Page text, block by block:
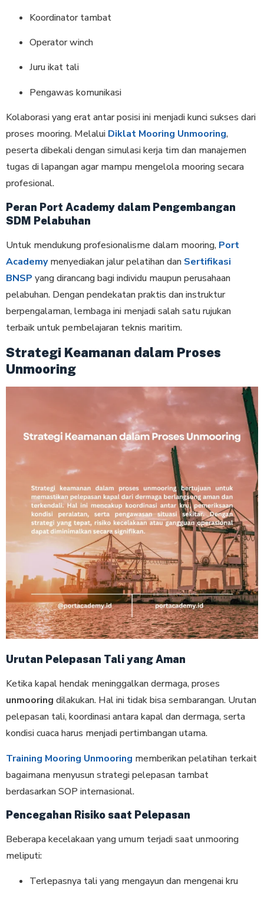
Koordinator tambat
Operator winch
Juru ikat tali
Pengawas komunikasi
Kolaborasi yang erat antar posisi ini menjadi kunci sukses dari
proses mooring. Melalui Diklat Mooring Unmooring,
peserta dibekali dengan simulasi kerja tim dan manajemen
tugas di lapangan agar mampu mengelola mooring secara
profesional.
Peran Port Academy dalam Pengembangan
SDM Pelabuhan
Untuk mendukung profesionalisme dalam mooring, Port
Academymenyediakan jalur pelatihan dan Sertifikasi
BNSP yang dirancang bagi individu maupun perusahaan
pelabuhan. Dengan pendekatan praktis dan instruktur
berpengalaman, lembaga ini menjadi salah satu rujukan
terbaik untuk pembelajaran teknis maritim.
Strategi Keamanan dalam Proses
Unmooring
Urutan Pelepasan Tali yang Aman
Ketika kapal hendak meninggalkan dermaga, proses
unmooring dilakukan. Hal ini tidak bisa sembarangan. Urutan
pelepasan tali, koordinasi antara kapal dan dermaga, serta
kondisi cuaca harus menjadi pertimbangan utama.
Training Mooring Unmooring memberikan pelatihan terkait
bagaimana menyusun strategi pelepasan tambat
berdasarkan SOP internasional.
Pencegahan Risiko saat Pelepasan
Beberapa kecelakaan yang umum terjadi saat unmooring
meliputi:
Terlepasnya tali yang mengayun dan mengenai kru